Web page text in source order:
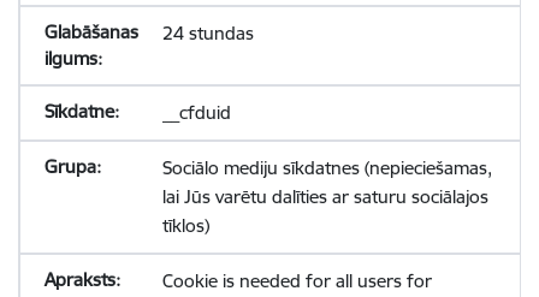
24 stundas
__cfduid
Sociālo mediju sīkdatnes (nepieciešamas,
lai Jūs varētu dalīties ar saturu sociālajos
tīklos)
Cookie is needed for all users for